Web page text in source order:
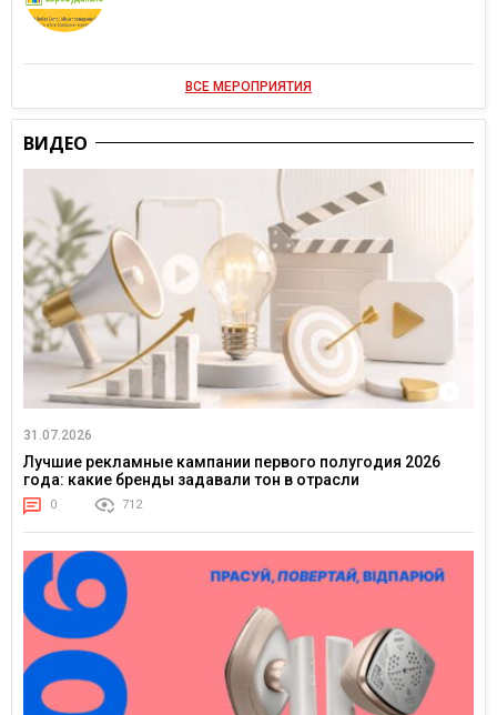
ВСЕ МЕРОПРИЯТИЯ
ВИДЕО
31.07.2026
Лучшие рекламные кампании первого полугодия 2026
года: какие бренды задавали тон в отрасли
0 712